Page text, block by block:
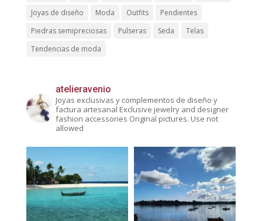
Joyas de diseño
Moda Outfits
Pendientes
Piedras semipreciosas
Pulseras Seda
Telas
Tendencias de moda
atelieravenio
Joyas exclusivas y complementos de diseño y
factura artesanal Exclusive jewelry and designer
fashion accessories Original pictures. Use not
allowed